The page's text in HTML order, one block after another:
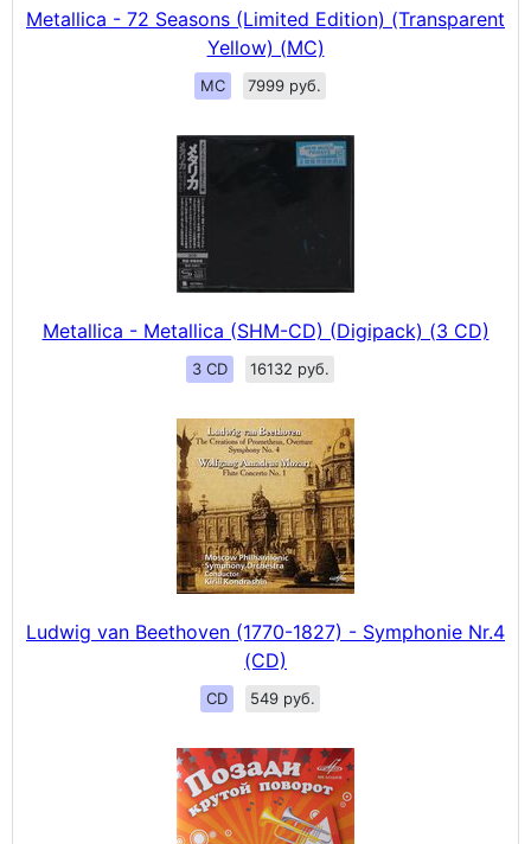
Metallica - 72 Seasons (Limited Edition) (Transparent
Yellow) (MC)
MC 7999 руб.
Metallica - Metallica (SHM-CD) (Digipack) (3 CD)
3 CD 16132 руб.
Ludwig van Beethoven (1770-1827) - Symphonie Nr.4
(CD)
CD 549 руб.